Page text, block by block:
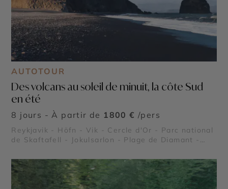
AUTOTOUR
Des volcans au soleil de minuit, la côte Sud
en été
8 jours - À partir de 1800 € /pers
Reykjavik - Höfn - Vik - Cercle d'Or - Parc national
de Skaftafell - Jokulsarlon - Plage de Diamant -